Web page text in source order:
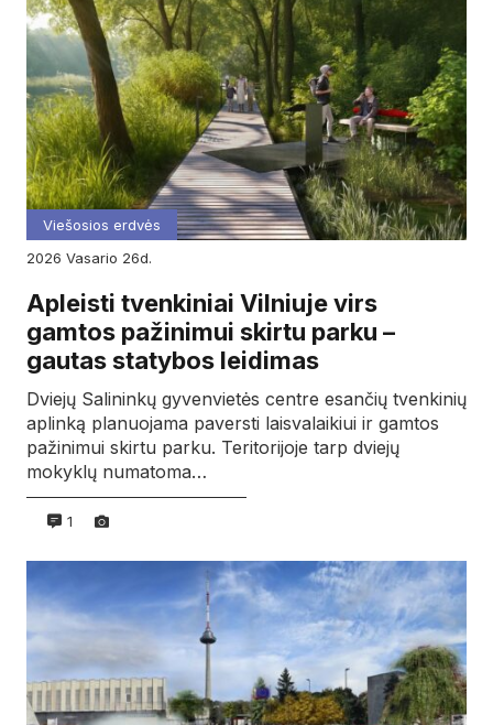
Viešosios erdvės
2026
vasario 26d.
Apleisti tvenkiniai Vilniuje virs
gamtos pažinimui skirtu parku –
gautas statybos leidimas
Dviejų Salininkų gyvenvietės centre esančių tvenkinių
aplinką planuojama paversti laisvalaikiui ir gamtos
pažinimui skirtu parku. Teritorijoje tarp dviejų
mokyklų numatoma…
1